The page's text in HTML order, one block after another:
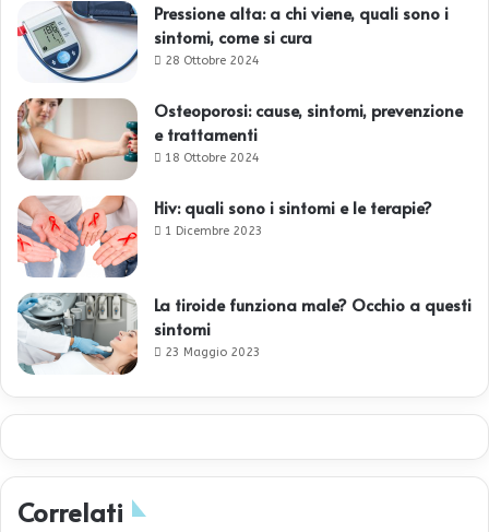
Pressione alta: a chi viene, quali sono i
sintomi, come si cura
28 Ottobre 2024
Osteoporosi: cause, sintomi, prevenzione
e trattamenti
18 Ottobre 2024
Hiv: quali sono i sintomi e le terapie?
1 Dicembre 2023
La tiroide funziona male? Occhio a questi
sintomi
23 Maggio 2023
Correlati